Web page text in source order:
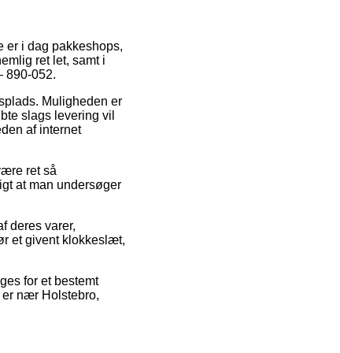
er i dag pakkeshops,
ret let, samt i
890-052.
Muligheden er
slags levering vil
af internet
ret så
at man undersøger
deres varer,
et givent klokkeslæt,
for et bestemt
er nær Holstebro,